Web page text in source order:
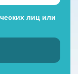
лиц или